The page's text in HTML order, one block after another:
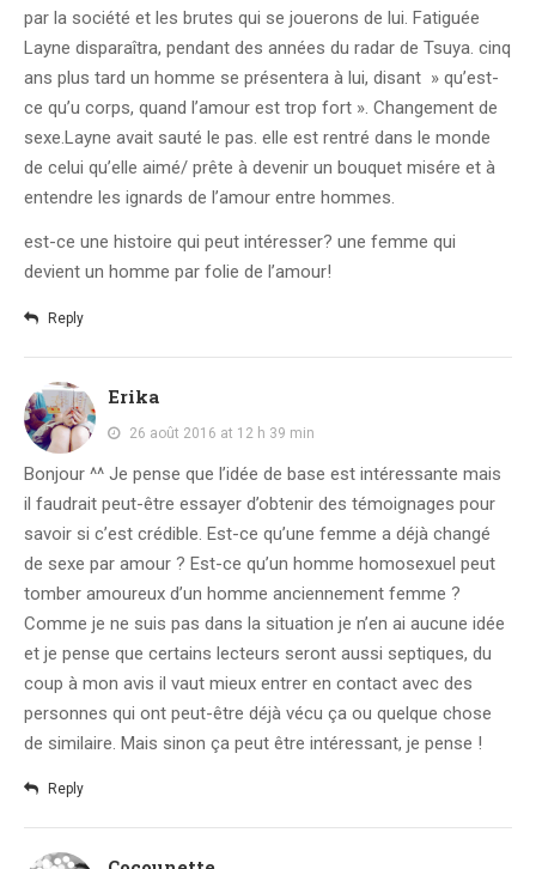
par la société et les brutes qui se jouerons de lui. Fatiguée
Layne disparaîtra, pendant des années du radar de Tsuya. cinq
ans plus tard un homme se présentera à lui, disant » qu’est-
ce qu’u corps, quand l’amour est trop fort ». Changement de
sexe.Layne avait sauté le pas. elle est rentré dans le monde
de celui qu’elle aimé/ prête à devenir un bouquet misére et à
entendre les ignards de l’amour entre hommes.
est-ce une histoire qui peut intéresser? une femme qui
devient un homme par folie de l’amour!
Reply
Erika
26 août 2016 at 12 h 39 min
Bonjour ^^ Je pense que l’idée de base est intéressante mais
il faudrait peut-être essayer d’obtenir des témoignages pour
savoir si c’est crédible. Est-ce qu’une femme a déjà changé
de sexe par amour ? Est-ce qu’un homme homosexuel peut
tomber amoureux d’un homme anciennement femme ?
Comme je ne suis pas dans la situation je n’en ai aucune idée
et je pense que certains lecteurs seront aussi septiques, du
coup à mon avis il vaut mieux entrer en contact avec des
personnes qui ont peut-être déjà vécu ça ou quelque chose
de similaire. Mais sinon ça peut être intéressant, je pense !
Reply